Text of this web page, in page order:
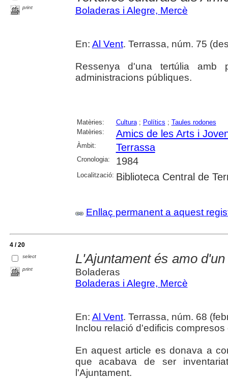
print Boladeras i Alegre, Mercè
En: Al Vent. Terrassa, núm. 75
Ressenya d'una tertúlia amb
administracions públiques.
Matèries: Cultura; Polítics ; Taules rodones
Matèries:
Amics de les Arts i
Àmbit: Terrassa
Cronologia: 1984
Localització: Biblioteca Central de
Enllaç permanent a aquest
4 / 20
select
print
L'Ajuntament és amo
Boladeras
Boladeras i Alegre, Mercè
En: Al Vent. Terrassa, núm. 68
Inclou relació d'edificis
En aquest article es donava a
que acabava de ser
l'Ajuntament.